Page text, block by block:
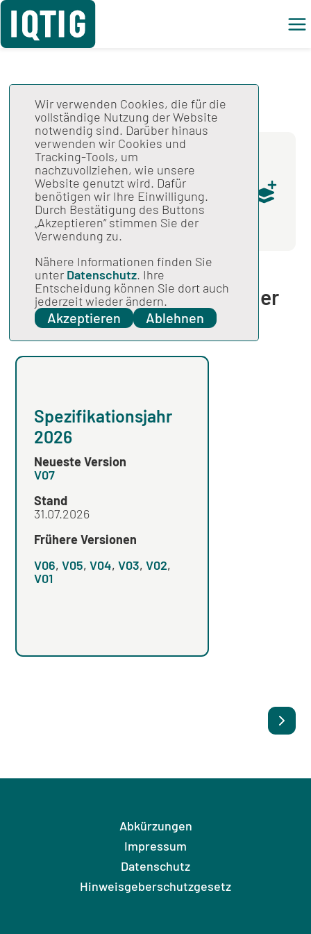
Gesamtspezifikation
Komplettdownload Spezifikation
zu Datenserviceinformationen
MDB V02 / 30.07.2018 /
Erstveröffentlicht in 2019 V02 / 892 KB
Überblick über Versionen der
Spezifikation
Spezifikationsjahr
2026
Neueste Version
V07
Stand
31.07.2026
Frühere Versionen
V06,V05,V04,V03,V02,
V01
Wir verwenden Cookies, die für die
vollständige Nutzung der Website
notwendig sind. Darüber hinaus
verwenden wir Cookies und
Tracking-Tools, um
nachzuvollziehen, wie unsere
Website genutzt wird. Dafür
benötigen wir Ihre Einwilligung.
Durch Bestätigung des Buttons
„Akzeptieren“ stimmen Sie der
Verwendung zu.
Nähere Informationen finden Sie
unter Datenschutz. Ihre
Entscheidung können Sie dort auch
jederzeit wieder ändern.
Akzeptieren Ablehnen
Abkürzungen
Impressum
Datenschutz
Hinweisgeberschutzgesetz